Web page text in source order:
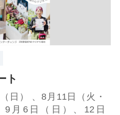
ト
日） 、8月11日（火・
9月6日（日）、12日